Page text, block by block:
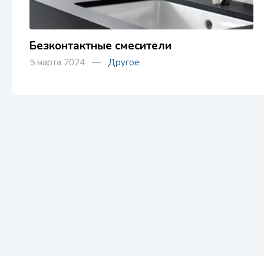
Безконтактные смесители
5 марта 2024 — Другое